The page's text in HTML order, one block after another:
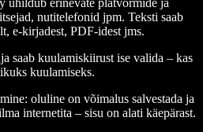
ühildub erinevate platvormide ja
nutitelefonid jpm. Teksti saab
e-kirjadest, PDF-idest jms.
saab kuulamiskiirust ise valida – kas
kuulamiseks.
: oluline on võimalus salvestada ja
internetita – sisu on alati käepärast.